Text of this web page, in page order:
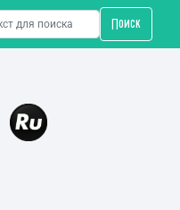
Поиск